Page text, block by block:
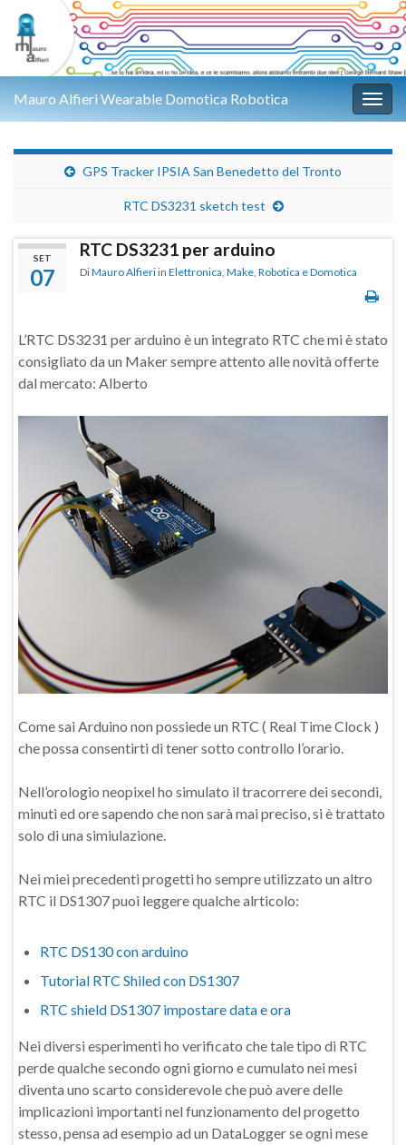
Mauro Alfieri Wearable Domotica Robotica
GPS Tracker IPSIA San Benedetto del Tronto
RTC DS3231 sketch test
SET
07
RTC DS3231 per arduino
DiMauro Alfieri in Elettronica, Make, Robotica e Domotica
L’RTC DS3231 per arduino è un integrato RTC che mi è stato
consigliato da un Maker sempre attento alle novità offerte
dal mercato: Alberto
Come sai Arduino non possiede un RTC ( Real Time Clock )
che possa consentirti di tener sotto controllo l’orario.
Nell’orologio neopixel ho simulato il tracorrere dei secondi,
minuti ed ore sapendo che non sarà mai preciso, si è trattato
solo di una simiulazione.
Nei miei precedenti progetti ho sempre utilizzato un altro
RTC il DS1307 puoi leggere qualche alrticolo:
RTC DS130 con arduino
Tutorial RTC Shiled con DS1307
RTC shield DS1307 impostare data e ora
Nei diversi esperimenti ho verificato che tale tipo di RTC
perde qualche secondo ogni giorno e cumulato nei mesi
diventa uno scarto considerevole che può avere delle
implicazioni importanti nel funzionamento del progetto
stesso, pensa ad esempio ad un DataLogger se ogni mese